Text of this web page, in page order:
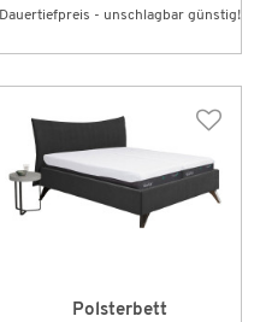
Dauertiefpreis - unschlagbar günstig!
Polsterbett